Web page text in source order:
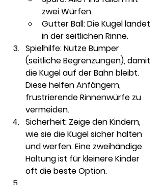
zwei Würfen.
Gutter Ball: Die Kugel landet
in der seitlichen Rinne.
Spielhilfe: Nutze Bumper
(seitliche Begrenzungen), damit
die Kugel auf der Bahn bleibt.
Diese helfen Anfängern,
frustrierende Rinnenwürfe zu
vermeiden.
Sicherheit: Zeige den Kindern,
wie sie die Kugel sicher halten
und werfen. Eine zweihändige
Haltung ist für kleinere Kinder
oft die beste Option.